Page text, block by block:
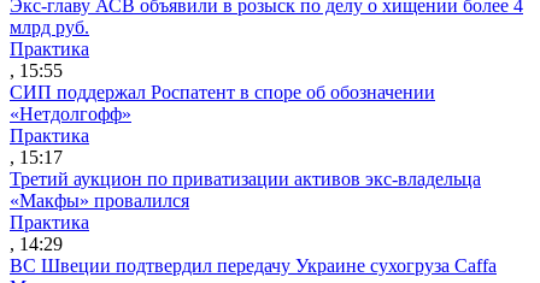
Экс-главу АСВ объявили в розыск по делу о хищении более 4
млрд руб.
Практика
, 15:55
СИП поддержал Роспатент в споре об обозначении
«Нетдолгофф»
Практика
, 15:17
Третий аукцион по приватизации активов экс-владельца
«Макфы» провалился
Практика
, 14:29
ВС Швеции подтвердил передачу Украине сухогруза Caffa